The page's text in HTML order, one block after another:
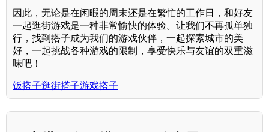
因此，无论是在闲暇的周末还是在繁忙的工作日，和好友
一起逛街游戏是一种非常愉快的体验。让我们不再孤单独
行，找到搭子成为我们的游戏伙伴，一起探索城市的美
好，一起挑战各种游戏的限制，享受快乐与友谊的双重滋
味吧！
饭搭子逛街搭子游戏搭子